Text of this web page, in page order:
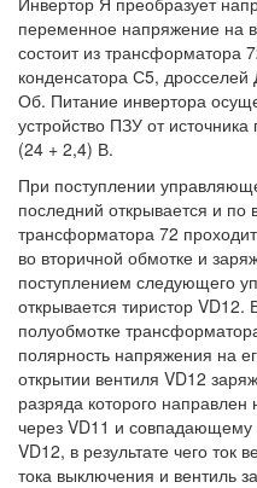
переменное напряжение на
состоит из трансформатора
конденсатора С5,
Об. Питание инвертора
устройство ПЗУ от
(24 + 2,4) В.
При поступлении
последний открывается и по
трансформатора 72
во вторичной обмотке и
поступлением следующего
открывается тиристор
полуобмотке
полярность напряжения на
открытии вентиля VD12
разряда которого
через VD11 и совпадающему
VD12, в результате чего ток
тока выключения и вентиль